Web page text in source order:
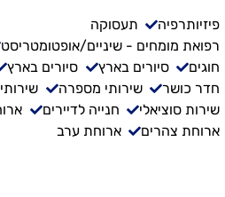
פיזיותרפיה
תעסוקה
רפואת מומחים - שיניים/אופטומטריסט
חוגים
סיורים בארץ סיורים בארץ
חדר כושר
שירותי מספרה
שירות סוציאלי
חנייה לדיירים
ארוחת צהרים
ארוחת ערב